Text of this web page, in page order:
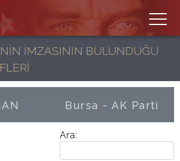
İMZASININ BULUNDUĞU
Bursa - AK Parti
Ara: